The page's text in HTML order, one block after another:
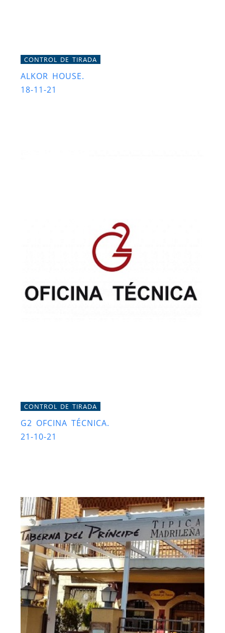
CONTROL DE TIRADA
ALKOR HOUSE.
18-11-21
CONTROL DE TIRADA
G2 OFCINA TÉCNICA.
21-10-21